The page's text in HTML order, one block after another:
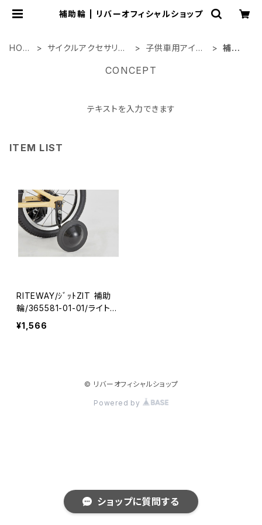
補助輪 | リバーオフィシャルショップ
HOM
サイクルアクセサリー
子供車用アイテ
補助
CONCEPT
テキストを入力できます
ITEM LIST
RITEWAY/ｼﾞｯﾄZIT 補助
輪/365581-01-01/ライトウ
ェイ
¥1,566
© リバーオフィシャルショップ
Powered by
ショップに質問する